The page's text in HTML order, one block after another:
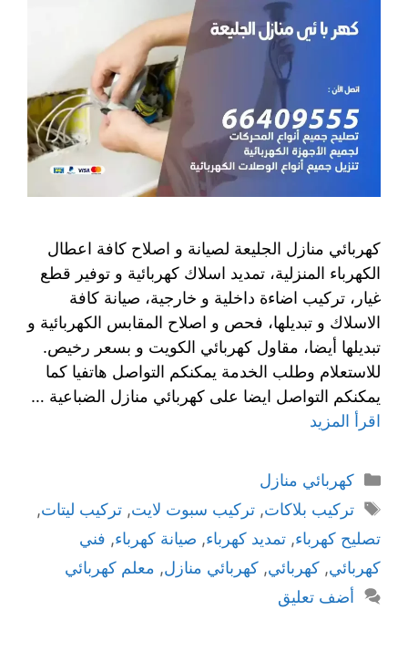
كهربائي منازل الجليعة لصيانة و اصلاح كافة اعطال
الكهرباء المنزلية، تمديد اسلاك كهربائية و توفير قطع
غيار، تركيب اضاءة داخلية و خارجية، صيانة كافة
الاسلاك و تبديلها، فحص و اصلاح المقابس الكهربائية و
تبديلها أيضا، مقاول كهربائي الكويت و بسعر رخيص.
للاستعلام وطلب الخدمة يمكنكم التواصل هاتفيا كما
يمكنكم التواصل ايضا على كهربائي منازل الضباعية …
اقرأ المزيد
كهربائي منازل
تركيب بلاكات, تركيب سبوت لايت, تركيب ليتات,
تصليح كهرباء, تمديد كهرباء, صيانة كهرباء, فني
كهربائي, كهربائي, كهربائي منازل, معلم كهربائي
أضف تعليق